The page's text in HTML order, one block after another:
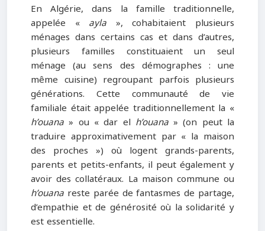
En Algérie, dans la famille traditionnelle,
appelée « ayla », cohabitaient plusieurs
ménages dans certains cas et dans d’autres,
plusieurs familles constituaient un seul
ménage (au sens des démographes : une
même cuisine) regroupant parfois plusieurs
générations. Cette communauté de vie
familiale était appelée traditionnellement la «
h’ouana » ou « dar el h’ouana» (on peut la
traduire approximativement par « la maison
des proches ») où logent grands-parents,
parents et petits-enfants, il peut également y
avoir des collatéraux. La maison commune ou
h’ouana reste parée de fantasmes de partage,
d’empathie et de générosité où la solidarité y
est essentielle.